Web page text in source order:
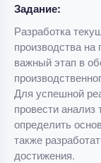
Задание:
Разработка
производства
важный этап в
Для успешной
провести анализ
определить
также
достижения.